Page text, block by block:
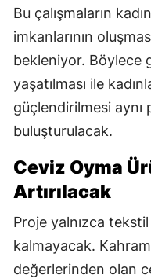
Bu çalışmaların
imkanlarının
bekleniyor. Böylece
yaşatılması ile
güçlendirilmesi aynı
buluşturulacak.
Ceviz Oyma
Artırılacak
Proje yalnızca tekstil
kalmayacak.
değerlerinden olan